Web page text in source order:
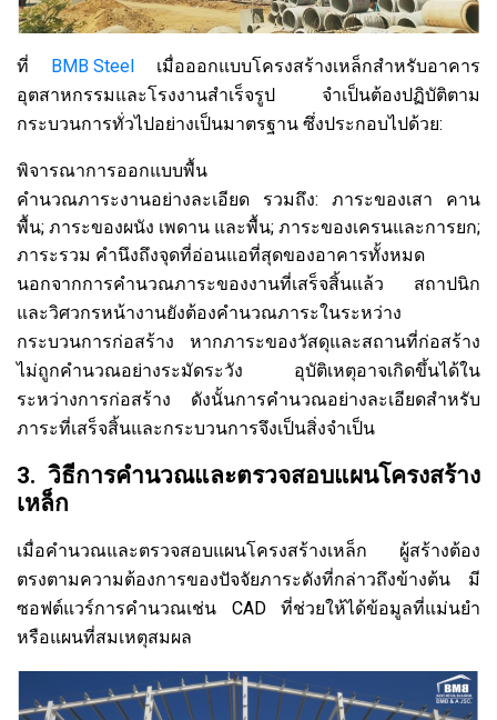
ที่ BMB Steel เมื่อออกแบบโครงสร้างเหล็กสำหรับอาคาร
อุตสาหกรรมและโรงงานสำเร็จรูป จำเป็นต้องปฏิบัติตาม
กระบวนการทั่วไปอย่างเป็นมาตรฐาน ซึ่งประกอบไปด้วย:
พิจารณาการออกแบบพื้น
คำนวณภาระงานอย่างละเอียด รวมถึง: ภาระของเสา คาน
พื้น; ภาระของผนัง เพดาน และพื้น; ภาระของเครนและการยก;
ภาระรวม คำนึงถึงจุดที่อ่อนแอที่สุดของอาคารทั้งหมด
นอกจากการคำนวณภาระของงานที่เสร็จสิ้นแล้ว สถาปนิก
และวิศวกรหน้างานยังต้องคำนวณภาระในระหว่าง
กระบวนการก่อสร้าง หากภาระของวัสดุและสถานที่ก่อสร้าง
ไม่ถูกคำนวณอย่างระมัดระวัง อุบัติเหตุอาจเกิดขึ้นได้ใน
ระหว่างการก่อสร้าง ดังนั้นการคำนวณอย่างละเอียดสำหรับ
ภาระที่เสร็จสิ้นและกระบวนการจึงเป็นสิ่งจำเป็น
3. วิธีการคำนวณและตรวจสอบแผนโครงสร้าง
เหล็ก
เมื่อคำนวณและตรวจสอบแผนโครงสร้างเหล็ก ผู้สร้างต้อง
ตรงตามความต้องการของปัจจัยภาระดังที่กล่าวถึงข้างต้น มี
ซอฟต์แวร์การคำนวณเช่น CAD ที่ช่วยให้ได้ข้อมูลที่แม่นยำ
หรือแผนที่สมเหตุสมผล